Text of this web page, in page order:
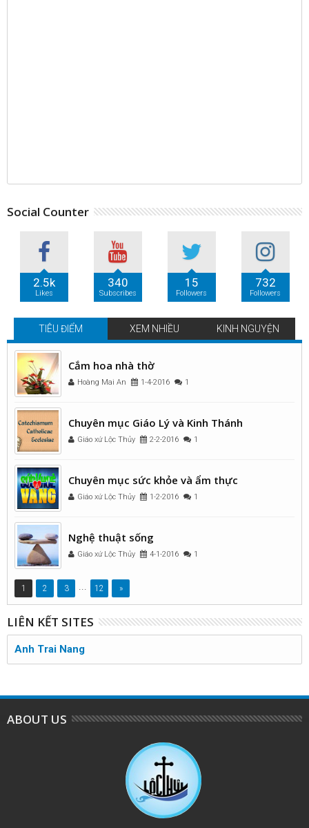
Social Counter
2.5k
Likes
340
Subscribes
15
Followers
732
Followers
TIÊU ĐIỂM XEM NHIỀU KINH NGUYỆN
Cắm hoa nhà thờ
Hoàng Mai An 1-4-2016 1
Chuyên mục Giáo Lý và Kinh Thánh
Giáo xứ Lộc Thủy 2-2-2016 1
Chuyên mục sức khỏe và ẩm thực
Giáo xứ Lộc Thủy 1-2-2016 1
Nghệ thuật sống
Giáo xứ Lộc Thủy 4-1-2016 1
1 2 3 ... 12 »
LIÊN KẾT SITES
Anh Trai Nang
ABOUT US